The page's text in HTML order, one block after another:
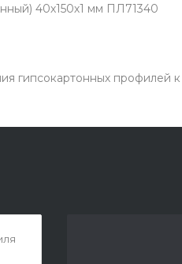
40х150х1 мм ПЛ71340
гипсокартонных